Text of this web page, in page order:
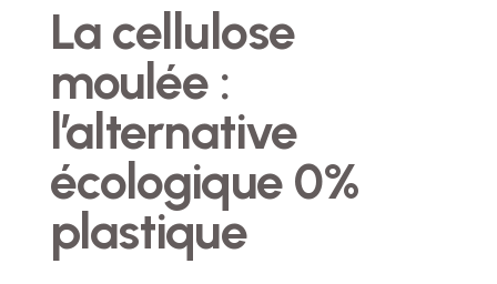
La cellulose
moulée :
l’alternative
écologique 0%
plastique